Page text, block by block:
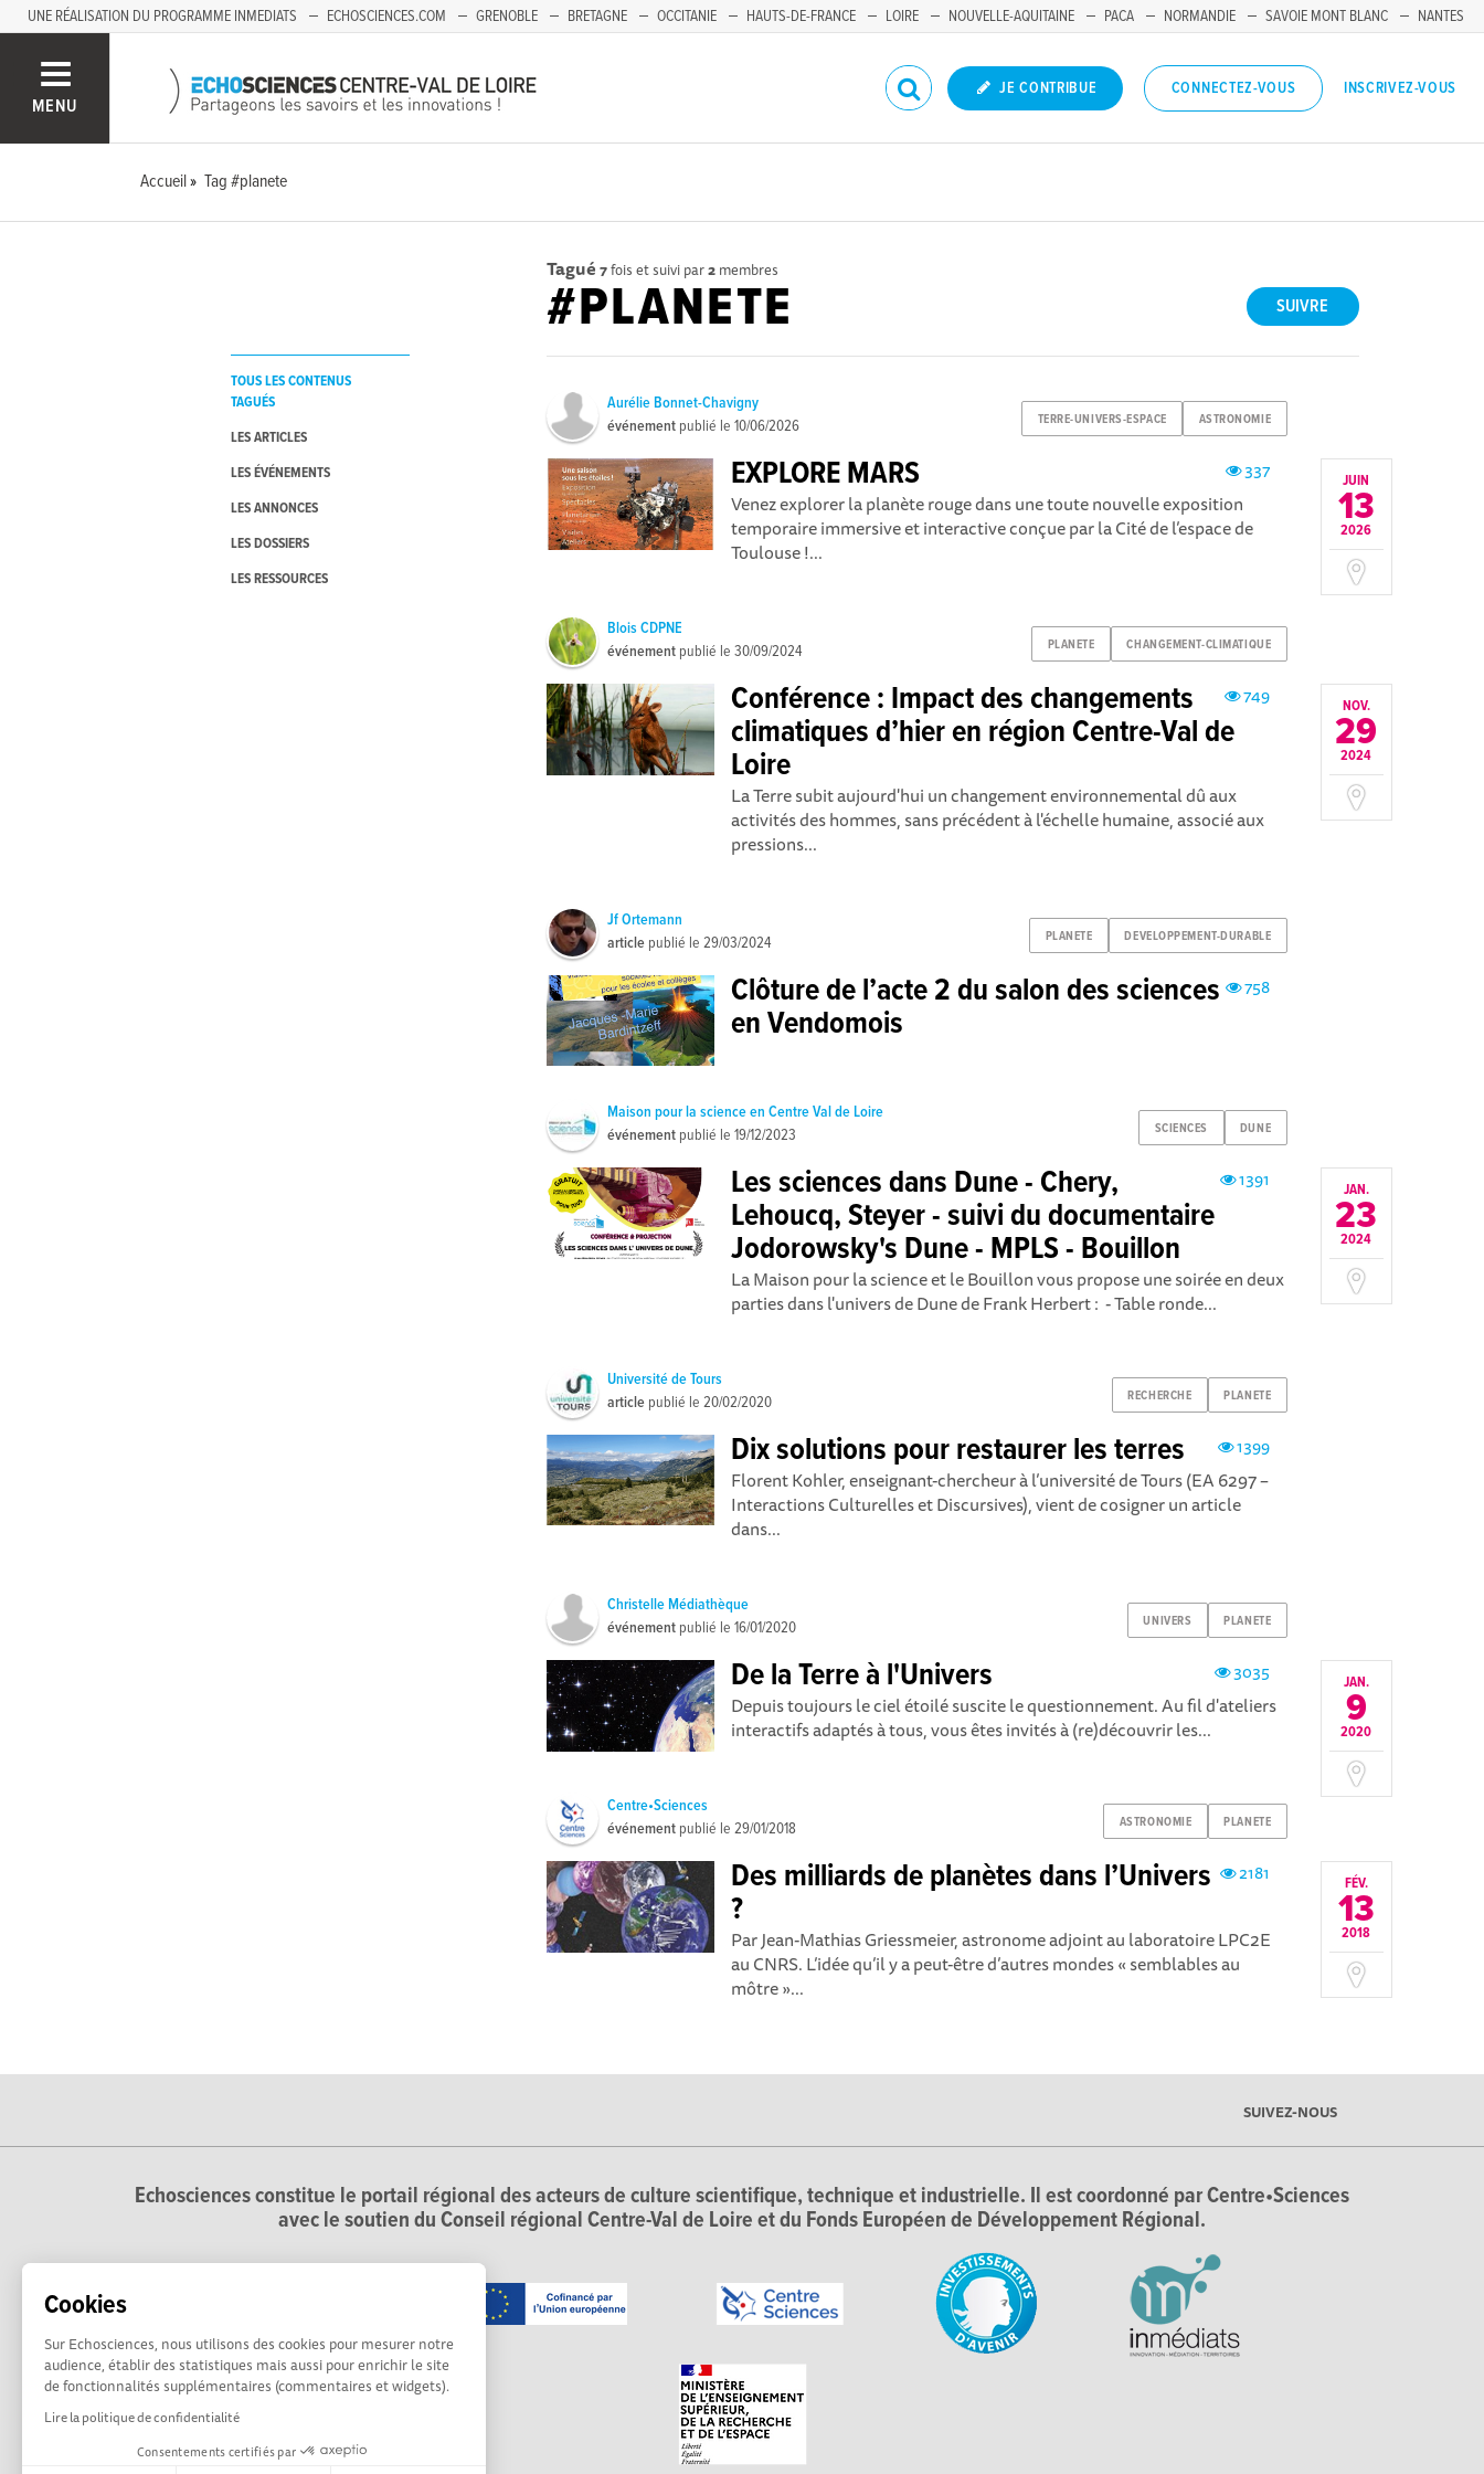
Cookies
Sur Echosciences, nous utilisons des cookies pour mesurer notre
audience, établir des statistiques mais aussi pour enrichir le site
de fonctionnalités supplémentaires (commentaires et widgets).
Lire la politique de confidentialité
Consentements certifiés par
UNE RÉALISATION DU PROGRAMME INMEDIATS ECHOSCIENCES.COM GRENOBLE BRETAGNE OCCITANIE HAUTS-DE-FRANCE LOIRE NOUVELLE-AQUITAINE PACA NORMANDIE SAVOIE MONT BLANC
NANTES
MENU
JE CONTRIBUE CONNECTEZ-VOUS INSCRIVEZ-VOUS
Accueil Tag #planete
TOUS LES CONTENUS
TAGUÉS
LES ARTICLES
LES ÉVÉNEMENTS
LES ANNONCES
LES DOSSIERS
LES RESSOURCES
Tagué 7fois et suivi par2 membres
SUIVRE
#PLANETE
TERRE-UNIVERS-ESPACE ASTRONOMIE
Aurélie Bonnet-Chavigny
événement publié le10/06/2026
JUIN
13
2026
337
EXPLORE MARS
Venez explorer la planète rouge dans une toute nouvelle exposition
temporaire immersive et interactive conçue par la Cité de l’espace de
Toulouse !...
PLANETE CHANGEMENT-CLIMATIQUE
Blois CDPNE
événement publié le30/09/2024
NOV.
29
2024
749
Conférence : Impact des changements
climatiques d’hier en région Centre-Val de
Loire
La Terre subit aujourd'hui un changement environnemental dû aux
activités des hommes, sans précédent à l'échelle humaine, associé aux
pressions...
PLANETE DEVELOPPEMENT-DURABLE
Jf Ortemann
article publié le29/03/2024
758
Clôture de l’acte 2 du salon des sciences
en Vendomois
SCIENCES DUNE
Maison pour la science en Centre Val de Loire
événement publié le19/12/2023
JAN.
23
2024
1391
Les sciences dans Dune - Chery,
Lehoucq, Steyer - suivi du documentaire
Jodorowsky's Dune - MPLS - Bouillon
La Maison pour la science et le Bouillon vous propose une soirée en deux
parties dans l'univers de Dune de Frank Herbert : - Table ronde...
RECHERCHE PLANETE
Université de Tours
article publié le20/02/2020
1399
Dix solutions pour restaurer les terres
Florent Kohler, enseignant-chercheur à l’université de Tours (EA 6297 –
Interactions Culturelles et Discursives), vient de cosigner un article
dans...
UNIVERS PLANETE
Christelle Médiathèque
événement publié le16/01/2020
JAN.
9
2020
3035
De la Terre à l'Univers
Depuis toujours le ciel étoilé suscite le questionnement. Au fil d'ateliers
interactifs adaptés à tous, vous êtes invités à (re)découvrir les...
ASTRONOMIE PLANETE
Centre•Sciences
événement publié le29/01/2018
FÉV.
13
2018
2181
Des milliards de planètes dans l’Univers
?
Par Jean-Mathias Griessmeier, astronome adjoint au laboratoire LPC2E
au CNRS. L’idée qu’il y a peut-être d’autres mondes « semblables au
môtre »...
SUIVEZ-NOUS
Echosciences constitue le portail régional des acteurs de culture scientifique, technique et industrielle. Il est coordonné par Centre•Sciences
avec le soutien du Conseil régional Centre-Val de Loire et du Fonds Européen de Développement Régional.